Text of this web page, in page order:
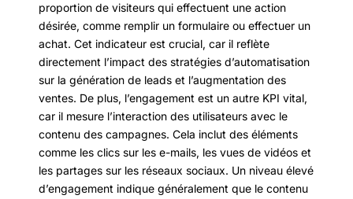
proportion de visiteurs qui effectuent une action
désirée, comme remplir un formulaire ou effectuer un
achat. Cet indicateur est crucial, car il reflète
directement l’impact des stratégies d’automatisation
sur la génération de leads et l’augmentation des
ventes. De plus, l’engagement est un autre KPI vital,
car il mesure l’interaction des utilisateurs avec le
contenu des campagnes. Cela inclut des éléments
comme les clics sur les e-mails, les vues de vidéos et
les partages sur les réseaux sociaux. Un niveau élevé
d’engagement indique généralement que le contenu